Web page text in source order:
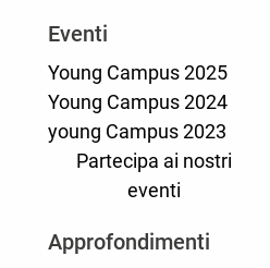
Eventi
Young Campus 2025
Young Campus 2024
young Campus 2023
Partecipa ai nostri
eventi
Approfondimenti